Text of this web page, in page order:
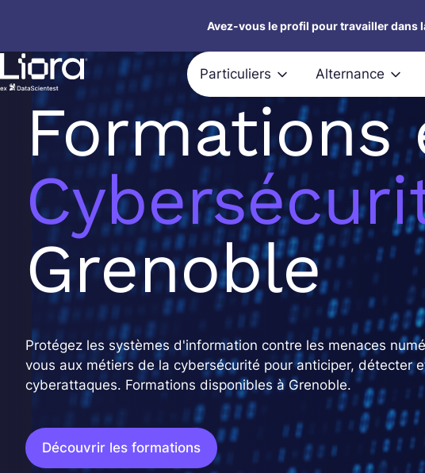
contenu
Avez-vous le profil pour travailler dans
Particuliers Alternance
Formations
Grenoble
Protégez les systèmes d'information contre les menaces
vous aux métiers de la cybersécurité pour anticiper, détecter
cyberattaques. Formations disponibles à Grenoble.
Découvrir les formations